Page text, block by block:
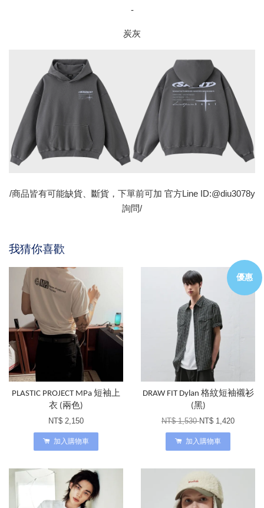
-
炭灰
/商品皆有可能缺貨、斷貨，下單前可加 官方Line ID:@diu3078y
詢問/
我猜你喜歡
PLASTIC PROJECT MPa 短袖上
衣 (兩色)
NT$ 2,150
加入購物車
優惠
DRAW FIT Dylan 格紋短袖襯衫
(黑)
NT$ 1,530NT$ 1,420
加入購物車